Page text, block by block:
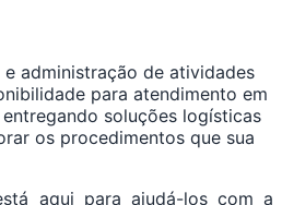
administração de atividades
para atendimento em
soluções logísticas
os procedimentos que sua
aqui para ajudá-los com a